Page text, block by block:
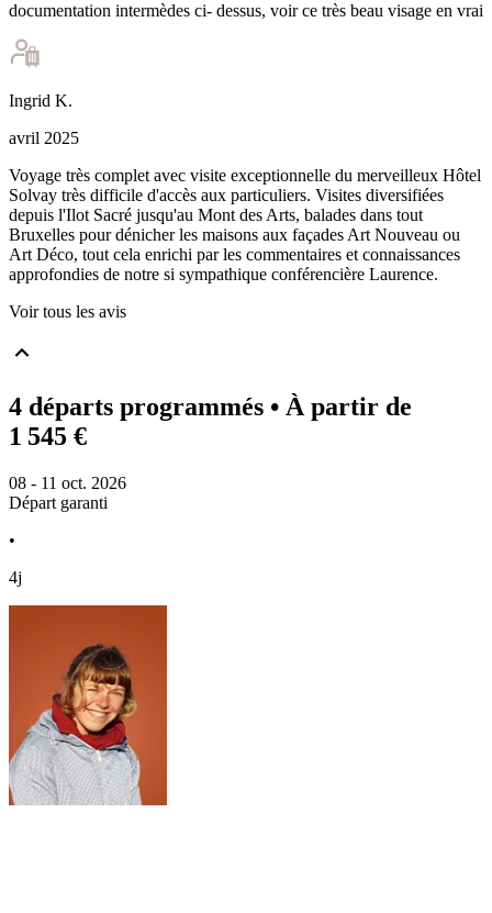
documentation intermèdes ci- dessus, voir ce très beau visage en vrai
Ingrid K.
avril 2025
Voyage très complet avec visite exceptionnelle du merveilleux Hôtel
Solvay très difficile d'accès aux particuliers. Visites diversifiées
depuis l'Ilot Sacré jusqu'au Mont des Arts, balades dans tout
Bruxelles pour dénicher les maisons aux façades Art Nouveau ou
Art Déco, tout cela enrichi par les commentaires et connaissances
approfondies de notre si sympathique conférencière Laurence.
Voir tous les avis
4 départs programmés • À partir de
1 545 €
08 - 11 oct. 2026
Départ garanti
•
4j